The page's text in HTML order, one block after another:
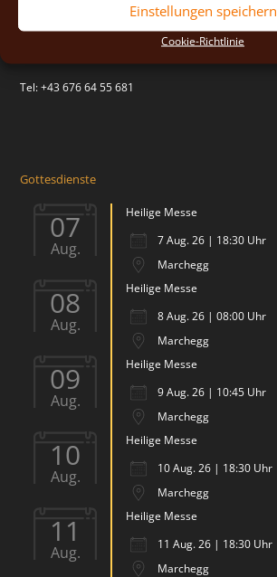
Einstellungen speichern
Cookie-Richtlinie
brueder@johannesgemeinschaft.at
Tel: +43 676 64 55 681
Gottesdienste
07
Aug.
Heilige Messe
7 Aug. 26 | 18:30 Uhr
Marchegg
08
Aug.
Heilige Messe
8 Aug. 26 | 08:00 Uhr
Marchegg
09
Aug.
Heilige Messe
9 Aug. 26 | 10:45 Uhr
Marchegg
10
Aug.
Heilige Messe
10 Aug. 26 | 18:30 Uhr
Marchegg
11
Aug.
Heilige Messe
11 Aug. 26 | 18:30 Uhr
Marchegg